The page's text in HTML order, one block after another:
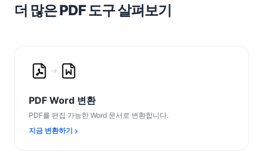
더 많은 PDF 도구 살펴보기
PDF Word 변환
PDF를 편집 가능한 Word 문서로 변환합니다.
지금 변환하기